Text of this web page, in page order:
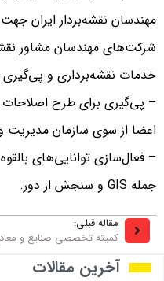
مهندسان نقشه‌بردار ایران
شرکت‌های مهندسان مشاور
خدمات نقشه‌برداری و پی‌گیری
– پی‌گیری برای طرح
اعضا از سوی سازمان مدیریت
– فعال‌سازی توانایی‌های
جمله GIS و سنجش از دور.
مقاله قبلی:
کمیته تخصصی صنایع و
آخرین مقالات